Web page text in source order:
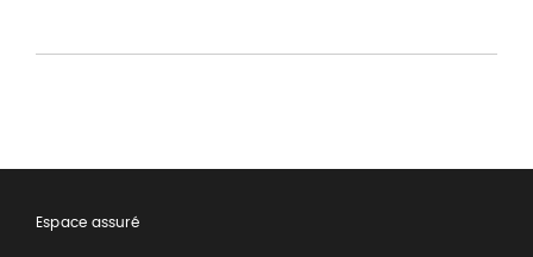
Espace assuré